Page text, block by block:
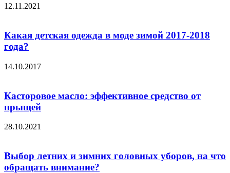
12.11.2021
Какая детская одежда в моде зимой 2017-2018
года?
14.10.2017
Касторовое масло: эффективное средство от
прыщей
28.10.2021
Выбор летних и зимних головных уборов, на что
обращать внимание?